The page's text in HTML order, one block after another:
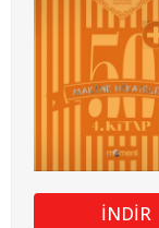
İNDİR